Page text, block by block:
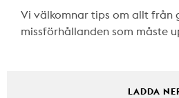
Vi välkomnar tips om allt från
missförhållanden som måste
LADDA